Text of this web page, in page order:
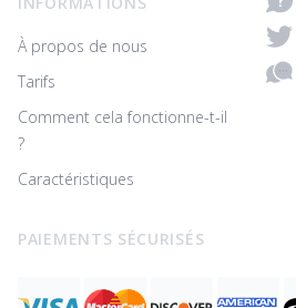
À propos de nous
Tarifs
Comment cela fonctionne-t-il
?
Caractéristiques
PAIEMENTS SÉCURISÉS